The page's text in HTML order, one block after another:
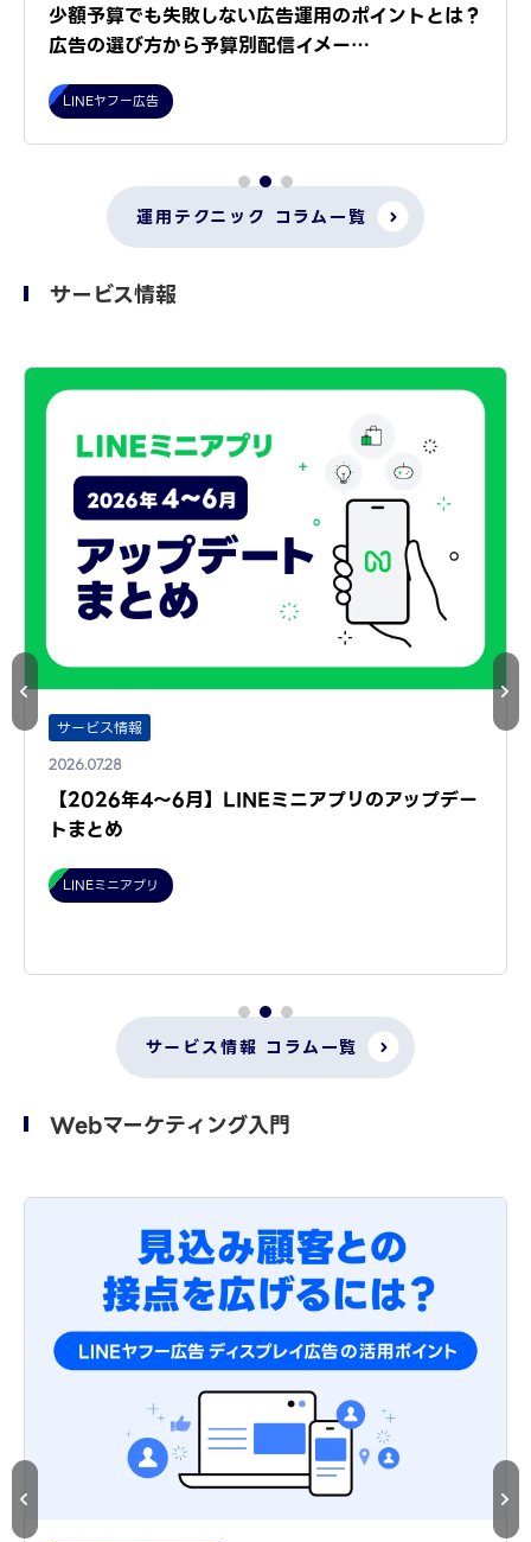
少額予算でも失敗しない広告運用のポイントとは？
広告の選び方から予算別配信イメー…
LINEヤフー広告
運用テクニック コラム一覧
サービス情報
サービス情報
2026.07.28
【2026年4～6月】LINEミニアプリのアップデー
トまとめ
LINEミニアプリ
サービス情報 コラム一覧
Webマーケティング入門